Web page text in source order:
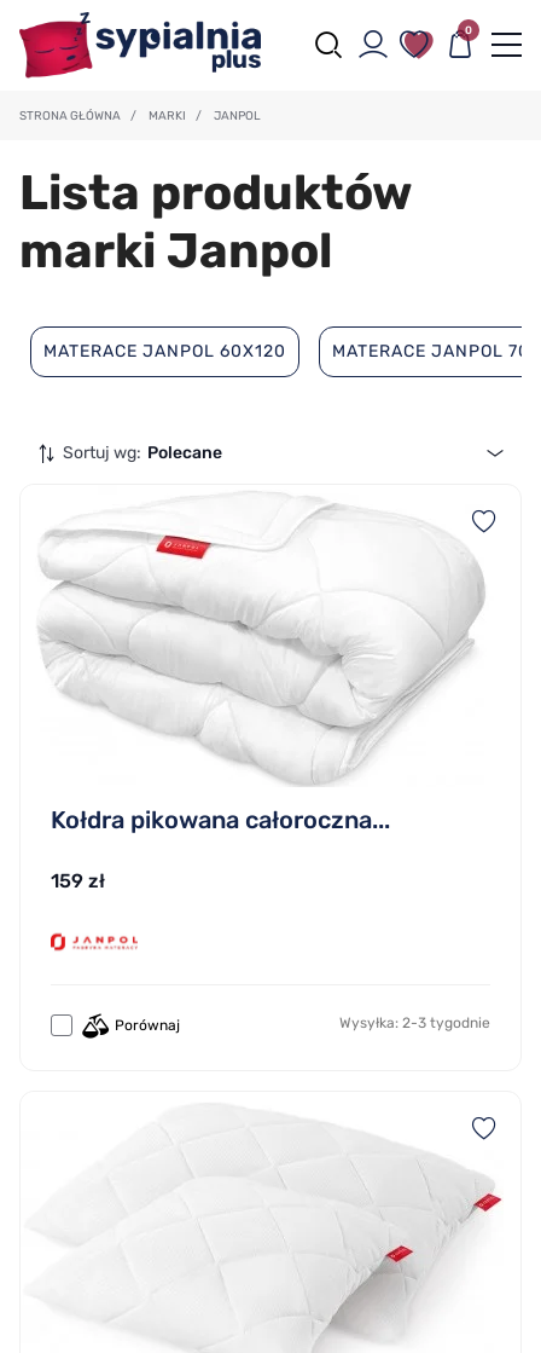
0
STRONA GŁÓWNA / MARKI / JANPOL
Lista produktów
marki Janpol
MATERACE JANPOL 60X120 MATERACE JANPOL
Sortuj wg: Polecane
Kołdra pikowana całoroczna...
159 zł
Porównaj Wysyłka: 2-3 tygodnie